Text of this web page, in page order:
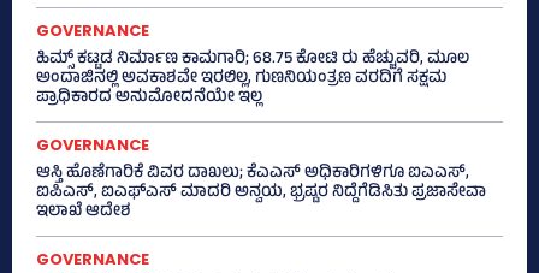
GOVERNANCE
ಹಿಮ್ಸ್‌ ಕಟ್ಟಡ ನಿರ್ಮಾಣ ಕಾಮಗಾರಿ; 68.75 ಕೋಟಿ ರು ಹೆಚ್ಚುವರಿ, ಮೂಲ
ಅಂದಾಜಿನಲ್ಲಿ ಅವಕಾಶವೇ ಇರಲಿಲ್ಲ, ಗುಣನಿಯಂತ್ರಣ ವರದಿಗೆ ಸಕ್ಷಮ
ಪ್ರಾಧಿಕಾರದ ಅನುಮೋದನೆಯೇ ಇಲ್ಲ
GOVERNANCE
ಆಸ್ತಿ ಹೊಣೆಗಾರಿಕೆ ವಿವರ ದಾಖಲು; ಕೆಎಎಸ್ ಅಧಿಕಾರಿಗಳಿಗೂ ಐಎಎಸ್‌,
ಐಪಿಎಸ್‌, ಐಎಫ್‌ಎಸ್‌ ಮಾದರಿ ಅನ್ವಯ, ಭ್ರಷ್ಟರ ನಿದ್ದೆಗೆಡಿಸಿತು ಪ್ರಜಾಸೇವಾ
ಇಲಾಖೆ ಆದೇಶ
GOVERNANCE